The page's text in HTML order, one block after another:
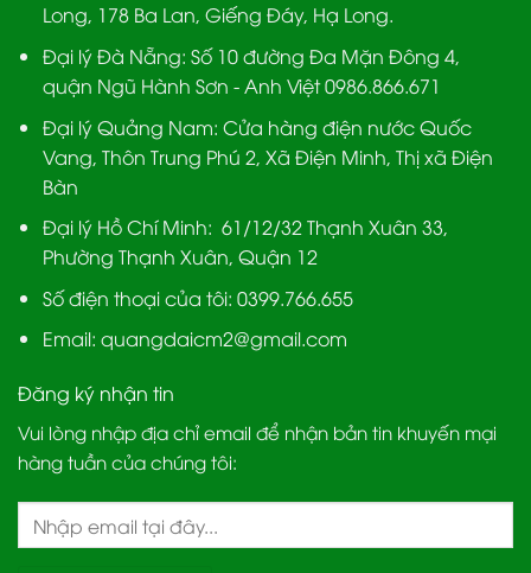
Long, 178 Ba Lan, Giếng Đáy, Hạ Long.
Đại lý Đà Nẵng: Số 10 đường Đa Mặn Đông 4,
quận Ngũ Hành Sơn - Anh Việt 0986.866.671
Đại lý Quảng Nam: Cửa hàng điện nước Quốc
Vang, Thôn Trung Phú 2, Xã Điện Minh, Thị xã Điện
Bàn
Đại lý Hồ Chí Minh: 61/12/32 Thạnh Xuân 33,
Phường Thạnh Xuân, Quận 12
Số điện thoại của tôi: 0399.766.655
Email: quangdaicm2@gmail.com
Đăng ký nhận tin
Vui lòng nhập địa chỉ email để nhận bản tin khuyến mại
hàng tuần của chúng tôi: